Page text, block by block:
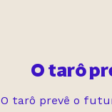
O tarô
O tarô prevê o